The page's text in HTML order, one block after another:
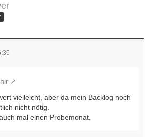
vielleicht, aber da mein Backlog noch
nicht nötig.
mal einen Probemonat.